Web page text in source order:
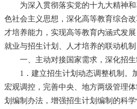
为深入贯彻落实党的十九大精神
色社会主义思想，深化高等教育综合
才培养能力，实现高等教育内涵式发
就业与招生计划、人才培养的联动机制
一、主动对接国家需求，深化招
1．建立招生计划动态调整机制。
宏观调控，完善中央、地方两级管理
划编制办法，增强招生计划编制的科